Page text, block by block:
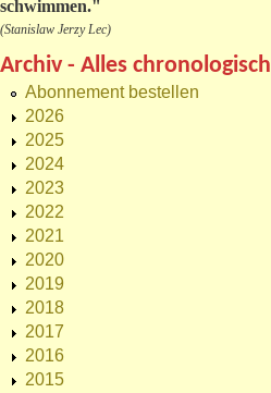
schwimmen."
(Stanislaw Jerzy Lec)
Archiv - Alles chronologisch
Abonnement bestellen
2026
2025
2024
2023
2022
2021
2020
2019
2018
2017
2016
2015